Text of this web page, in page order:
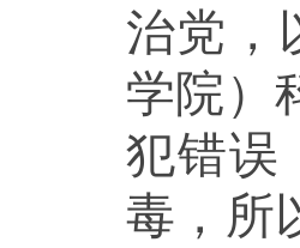
治党，
学院）
犯错误
毒，所